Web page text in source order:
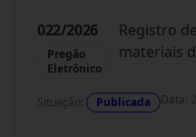
022/2026
Pregão
Eletrônico
Registro
materiais
Situação: Publicada Data: